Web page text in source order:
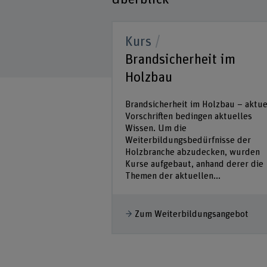
Kurs
Brandsicherheit im
Holzbau
Brandsicherheit im Holzbau –
Vorschriften bedingen aktuelles
Wissen. Um die
Weiterbildungsbedürfnisse der
Holzbranche abzudecken, wurden
Kurse aufgebaut, anhand derer die
Themen der aktuellen...
Zum Weiterbildungsangebot